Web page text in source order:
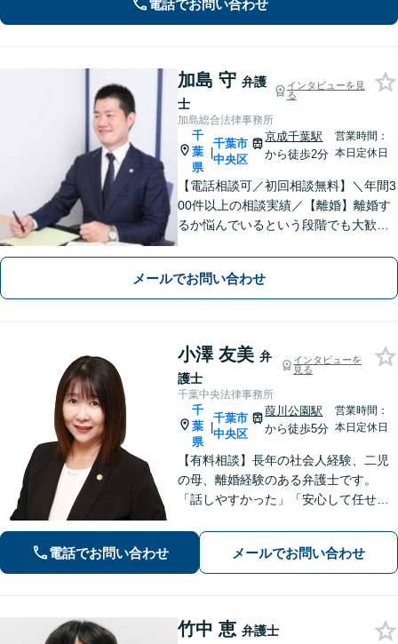
な事案でも全力で対応します。千葉県
内に限らず、関東エリア内であれば出
張可
電話でお問い合わせ
加島 守 弁護
士
インタビューを見
る
加島総合法律事務所
千
葉
県
|
千葉市
中央区
京成千葉駅
から徒歩2分
営業時間：
本日定休日
【電話相談可／初回相談無料】＼年間3
00件以上の相談実績／【離婚】離婚す
るか悩んでいるという段階でも大歓迎
事件】道交法違反、条例違反、盗撮
罪、逮捕などもご相談ください。【千
葉駅4分】
メールでお問い合わせ
小澤 友美 弁
護士
インタビューを
見る
千葉中央法律事務所
千
葉
県
|
千葉市
中央区
葭川公園駅
から徒歩5分
営業時間：
本日定休日
【有料相談】長年の社会人経験、二児
の母、離婚経験のある弁護士です。
「話しやすかった」「安心して任せら
す。最後まで話を遮らずにお聞きし、
丁寧な対応を心がけます。お気軽にご
相談ください【JR千葉駅15分、葭川公
園駅5分】
電話でお問い合わせ メールでお問い合わせ
竹中 恵 弁護士